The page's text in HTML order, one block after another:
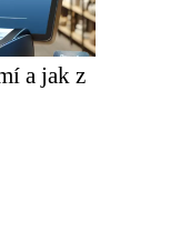
a jak z